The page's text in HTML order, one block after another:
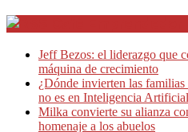
Jeff Bezos: el liderazgo que
máquina de crecimiento
¿Dónde invierten las familias
no es en Inteligencia Artificial
Milka convierte su alianza
homenaje a los abuelos